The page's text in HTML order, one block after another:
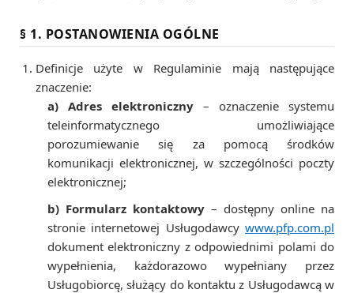
§ 1. POSTANOWIENIA OGÓLNE
Definicje użyte w Regulaminie mają następujące
znaczenie:
a) Adres elektroniczny – oznaczenie systemu
teleinformatycznego umożliwiające
porozumiewanie się za pomocą środków
komunikacji elektronicznej, w szczególności poczty
elektronicznej;
b) Formularz kontaktowy – dostępny online na
stronie internetowej Usługodawcy www.pfp.com.pl
dokument elektroniczny z odpowiednimi polami do
wypełnienia, każdorazowo wypełniany przez
Usługobiorcę, służący do kontaktu z Usługodawcą w